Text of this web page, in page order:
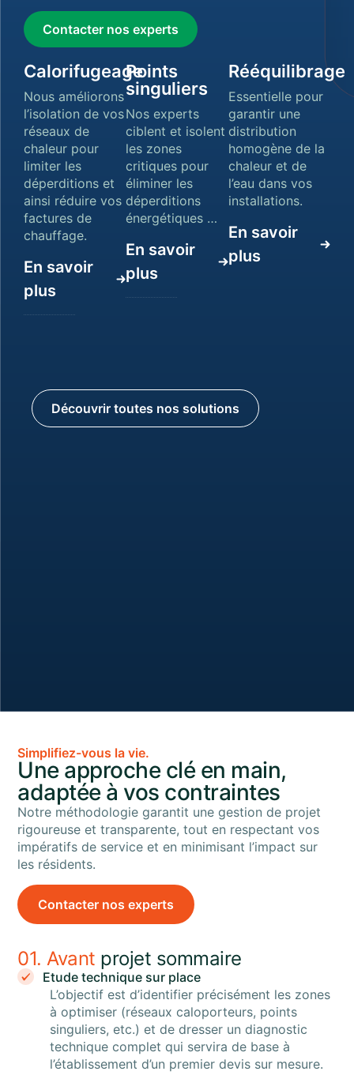
Contacter nos experts
Calorifugeage
Nous améliorons
l’isolation de vos
réseaux de
chaleur pour
limiter les
déperditions et
ainsi réduire vos
factures de
chauffage.
En savoir
plus
Points
singuliers
Nos experts
ciblent et isolent
les zones
critiques pour
éliminer les
déperditions
énergétiques …
En savoir
plus
Rééquilibrage
Essentielle pour
garantir une
distribution
homogène de la
chaleur et de
l’eau dans vos
installations.
En savoir
plus
Découvrir toutes nos solutions
Simplifiez-vous la vie.
Une approche clé en main,
adaptée à vos contraintes
Notre méthodologie garantit une gestion de projet
rigoureuse et transparente, tout en respectant vos
impératifs de service et en minimisant l’impact sur
les résidents.
Contacter nos experts
01. Avant projet sommaire
Etude technique sur place
L’objectif est d’identifier précisément les zones
à optimiser (réseaux caloporteurs, points
singuliers, etc.) et de dresser un diagnostic
technique complet qui servira de base à
l’établissement d’un premier devis sur mesure.